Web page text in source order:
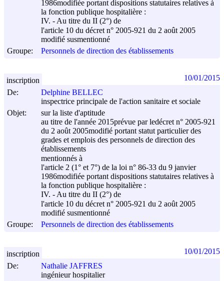
1986modifiée portant dispositions statutaires relatives à
la fonction publique hospitalière :
IV. - Au titre du II (2°) de
l'article 10 du décret n° 2005-921 du 2 août 2005
modifié susmentionné
Groupe:
Personnels de direction des établissements
De:
Delphine BELLEC
inspectrice principale de l'action sanitaire et sociale
Objet:
sur la liste d'aptitude
au titre de l'année 2015prévue par ledécret n° 2005-921
du 2 août 2005modifié portant statut particulier des
grades et emplois des personnels de direction des
établissements
mentionnés à
l'article 2 (1° et 7°) de la loi n° 86-33 du 9 janvier
1986modifiée portant dispositions statutaires relatives à
la fonction publique hospitalière :
IV. - Au titre du II (2°) de
l'article 10 du décret n° 2005-921 du 2 août 2005
modifié susmentionné
Groupe:
Personnels de direction des établissements
inscription 10/01/2015
De:
Nathalie JAFFRES
ingénieur hospitalier
inscription 10/01/2015